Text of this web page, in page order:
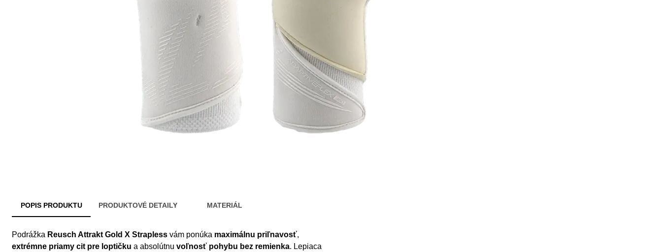
POPIS PRODUKTU PRODUKTOVÉ DETAILY MATERIÁL
Podrážka Reusch Attrakt Gold X Strapless vám ponúka maximálnu priľnavosť,
extrémne priamy cit pre loptičku a absolútnu voľnosť pohybu bez remienka. Lepiaca